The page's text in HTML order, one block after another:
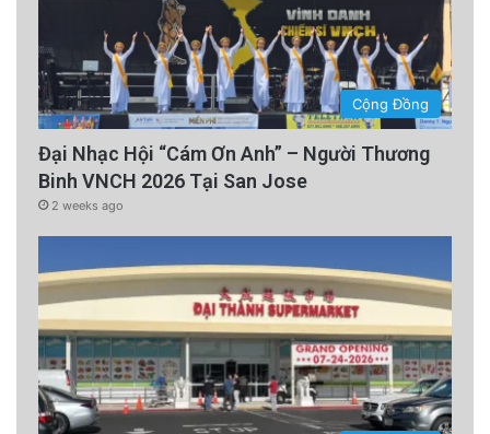
Cộng Đồng
Đại Nhạc Hội “Cám Ơn Anh” – Người Thương
Binh VNCH 2026 Tại San Jose
2 weeks ago